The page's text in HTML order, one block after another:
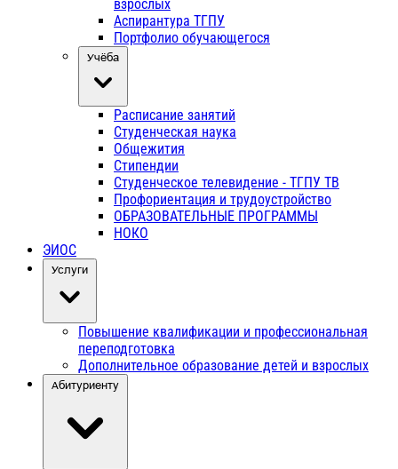
взрослых
Аспирантура ТГПУ
Портфолио обучающегося
Учёба
Расписание занятий
Студенческая наука
Общежития
Стипендии
Студенческое телевидение - ТГПУ ТВ
Профориентация и трудоустройство
ОБРАЗОВАТЕЛЬНЫЕ ПРОГРАММЫ
НОКО
ЭИОС
Услуги
Повышение квалификации и профессиональная
переподготовка
Дополнительное образование детей и взрослых
Абитуриенту